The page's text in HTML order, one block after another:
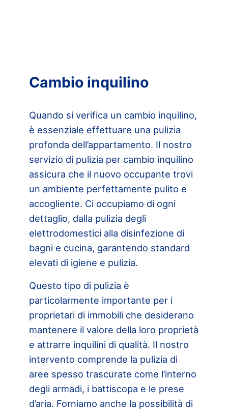
Cambio inquilino
Quando si verifica un cambio inquilino,
è essenziale effettuare una pulizia
profonda dell’appartamento. Il nostro
servizio di pulizia per cambio inquilino
assicura che il nuovo occupante trovi
un ambiente perfettamente pulito e
accogliente. Ci occupiamo di ogni
dettaglio, dalla pulizia degli
elettrodomestici alla disinfezione di
bagni e cucina, garantendo standard
elevati di igiene e pulizia.
Questo tipo di pulizia è
particolarmente importante per i
proprietari di immobili che desiderano
mantenere il valore della loro proprietà
e attrarre inquilini di qualità. Il nostro
intervento comprende la pulizia di
aree spesso trascurate come l’interno
degli armadi, i battiscopa e le prese
d’aria. Forniamo anche la possibilità di